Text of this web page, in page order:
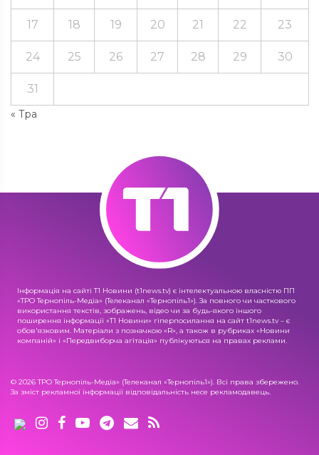
« Тра
17 18 19 20 21 22 23
24 25 26 27 28 29 30
31
Інформація на сайті Т1 Новини (t1news.tv) є інтелектуальною власністю ПП
«ТРО Тернопіль-Медіа» (Телеканал «Тернопіль1»). За повного чи часткового
використання текстів, зображень, відео чи за будь-якого іншого
поширення інформації «Т1 Новини» гіперпосилання на сайт t1news.tv – є
обов'язковим. Матеріали з позначкою «R», а також в рубриках «Новини
компаній» і «Передвиборча агітація» публікуються на правах реклами.
© 2026 ТРО Тернопіль-Медіа» (Телеканал «Тернопіль1»). Всі права збережено.
За зміст рекламної інформації відповідальність несе рекламодавець.